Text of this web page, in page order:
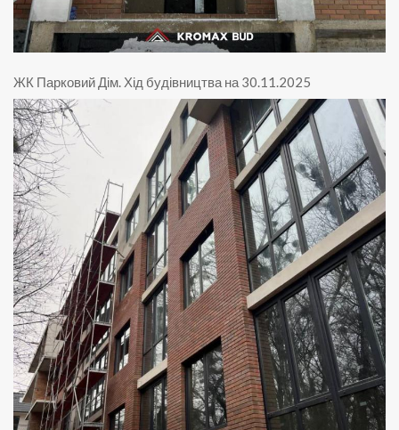
ЖК Парковий Дім. Хід будівництва на 30.11.2025